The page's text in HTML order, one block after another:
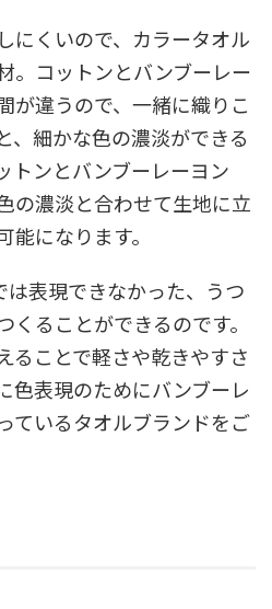
にくいので、カラータオル
。コットンとバンブーレー
が違うので、一緒に織りこ
、細かな色の濃淡ができる
トンとバンブーレーヨン
の濃淡と合わせて生地に立
になります。
表現できなかった、うつ
くることができるのです。
ることで軽さや乾きやすさ
色表現のためにバンブーレ
ているタオルブランドをご